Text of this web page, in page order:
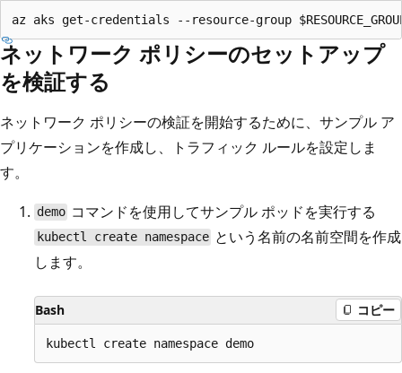
ネットワーク ポリシーのセットアップ
を検証する
ネットワーク ポリシーの検証を開始するために、サンプル ア
プリケーションを作成し、トラフィック ルールを設定しま
す。
demo コマンドを使用してサンプル ポッドを実行する
kubectl create namespace という名前の名前空間を作成
します。
Bash コピー